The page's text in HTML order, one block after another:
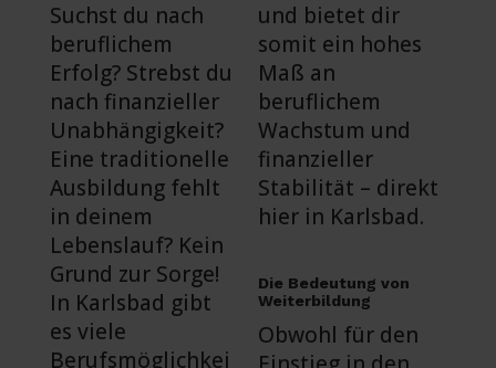
Suchst du nach
beruflichem
Erfolg? Strebst du
nach finanzieller
Unabhängigkeit?
Eine traditionelle
Ausbildung fehlt
in deinem
Lebenslauf? Kein
Grund zur Sorge!
In Karlsbad gibt
es viele
Berufsmöglichkei
und bietet dir
somit ein hohes
Maß an
beruflichem
Wachstum und
finanzieller
Stabilität – direkt
hier in Karlsbad.
Die Bedeutung von
Weiterbildung
Obwohl für den